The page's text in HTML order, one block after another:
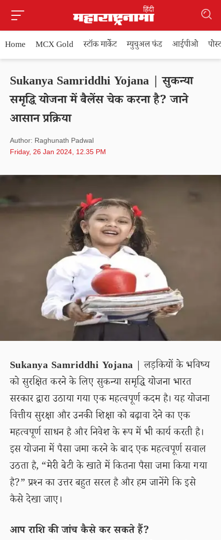
Home MCX Gold स्टॉक मार्केट म्युचुअल फंड आईपीओ
Sukanya Samriddhi Yojana | सुकन्या
समृद्धि योजना में बैलेंस चेक करना है? जाने
आसान प्रक्रिया
Author: Raghunath Padwal
Friday, 26 Jan 2024, 12.35 PM
Sukanya Samriddhi Yojana | लड़कियों के भविष्य
को सुरक्षित करने के लिए सुकन्या समृद्धि योजना भारत
सरकार द्वारा उठाया गया एक महत्वपूर्ण कदम है। यह योजना
वित्तीय सुरक्षा और उनकी शिक्षा को बढ़ावा देने का एक
महत्वपूर्ण साधन है और निवेश के रूप में भी कार्य करती है।
इस योजना में पैसा जमा करने के बाद एक महत्वपूर्ण सवाल
उठता है, “मेरी बेटी के खाते में कितना पैसा जमा किया गया
है?” प्रश्न का उत्तर बहुत सरल है और हम जानेंगे कि इसे
कैसे देखा जाए।
आप राशि की जांच कैसे कर सकते हैं?